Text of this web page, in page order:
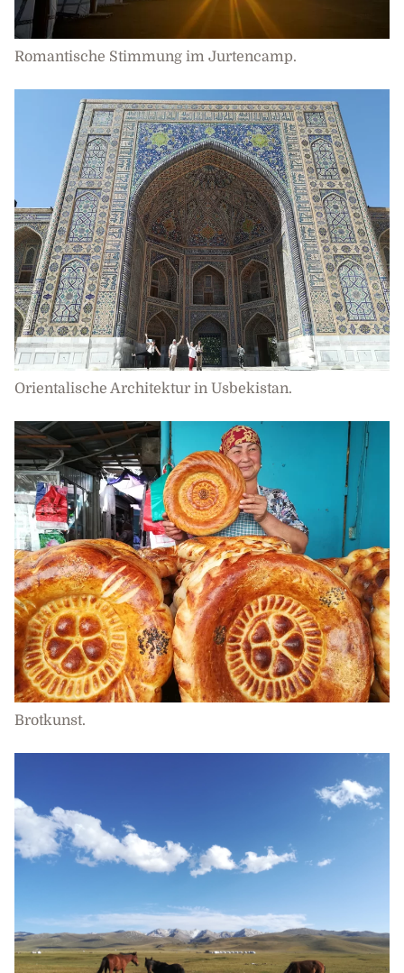
Romantische Stimmung im Jurtencamp.
Orientalische Architektur in Usbekistan.
Brotkunst.